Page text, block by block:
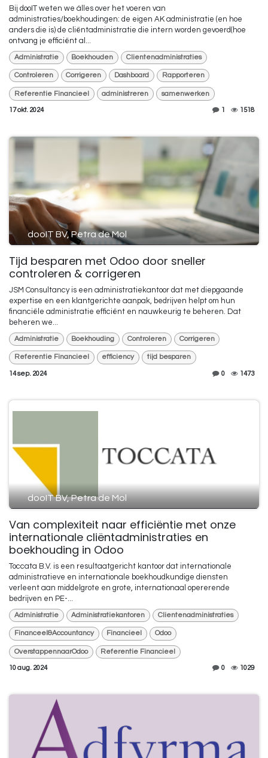
Bij dooIT weten we álles over het voeren van
administraties/boekhoudingen: de eigen AK administratie (en hoe
anders die is) de cliëntadministratie die intern worden gevoerd(hoe
ontvang je efficiënt al...
Administratie Boekhouden Clientenadministraties
Controleren Corrigeren Dashboard Rapporteren
Referentie Financieel administreren samenwerken
17 okt. 2024 1 1518
dooIT BV, Petra de Mol
Tijd besparen met Odoo door sneller
controleren & corrigeren
JSM Consultancy is een administratiekantoor dat met diepgaande
expertise en een klantgerichte aanpak, bedrijven helpt om hun
financiële administratie efficiënt en nauwkeurig te beheren. Dat
beheren we...
Administratie Boekhouding Controleren Corrigeren
Referentie Financieel efficiency tijd besparen
14 sep. 2024 0 1473
dooIT BV, Petra de Mol
Van complexiteit naar efficiëntie met onze
internationale cliëntadministraties en
boekhouding in Odoo
Toccata B.V. is een resultaatgericht kantoor dat internationale
administratieve en internationale boekhoudkundige diensten
verleent aan middelgrote en grote, internationaal opererende
bedrijven en PE-...
Administratie Administratiekantoren Clientenadministraties
Financeel&Accountancy Financieel Odoo
OverstappennaarOdoo Referentie Financieel
10 aug. 2024 0 1029